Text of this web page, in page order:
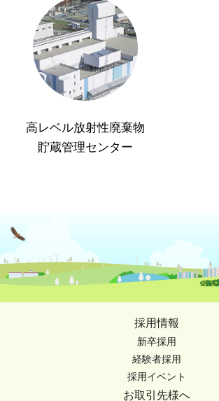
高レベル放射性廃棄物
貯蔵管理センター
採用情報
新卒採用
経験者採用
採用イベント
お取引先様へ